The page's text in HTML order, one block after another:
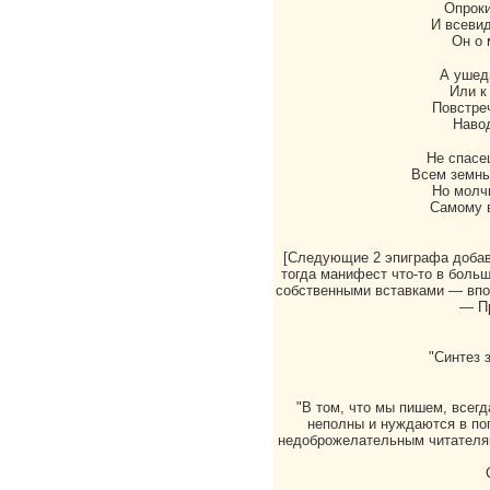
И
Он о
А
Или к
Не
Всем
Но
Самому
[Следующие 2 эпиграфа
тогда манифест что-то в
собственными вставками —
—
"Синтез
"В том, что мы пишем,
неполны и нуждаются в
недоброжелательным